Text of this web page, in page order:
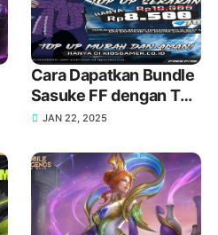
Cara Dapatkan Bundle
Sasuke FF dengan Top
Up di KIOSGAMER
JAN 22, 2025